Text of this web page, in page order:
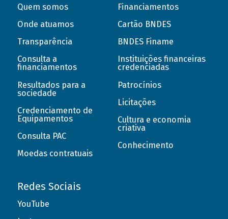
Quem somos
Onde atuamos
Transparência
Consulta a
financiamentos
Resultados para a
sociedade
Credenciamento de
Equipamentos
Consulta PAC
Moedas contratuais
Financiamentos
Cartão BNDES
BNDES Finame
Instituições financeiras
credenciadas
Patrocínios
Licitações
Cultura e economia
criativa
Conhecimento
Redes Sociais
YouTube